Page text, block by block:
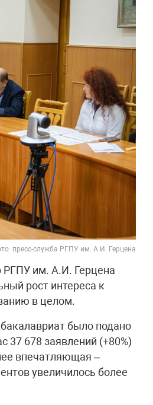
пресс-служба РГПУ им. А.И. Герцена
РГПУ им. А.И. Герцена
рост интереса к
в целом.
было подано
37 678 заявлений (+80%)
впечатляющая –
увеличилось более